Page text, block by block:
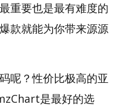
重要也是最有难度的
款就能为你带来源源
呢？性价比极高的亚
是最好的选